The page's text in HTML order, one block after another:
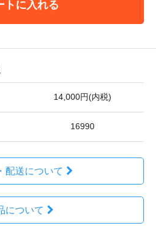
トに入れる
14,000円(内税)
16990
配送について
について